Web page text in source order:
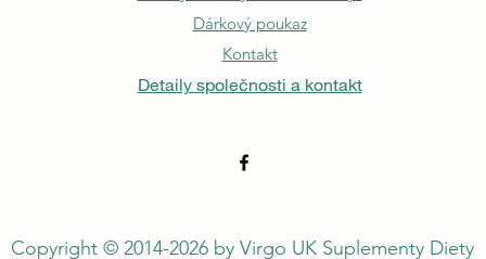
Dárkový poukaz
Kontakt
Detaily společnosti a kontakt
Copyright © 2014-2026 by Virgo UK Suplementy Diety